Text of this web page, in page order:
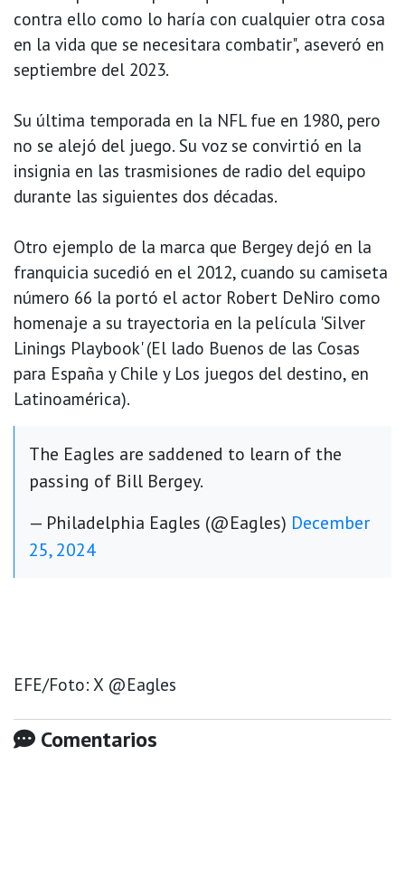
contra ello como lo haría con cualquier otra cosa
en la vida que se necesitara combatir", aseveró en
septiembre del 2023.
Su última temporada en la NFL fue en 1980, pero
no se alejó del juego. Su voz se convirtió en la
insignia en las trasmisiones de radio del equipo
durante las siguientes dos décadas.
Otro ejemplo de la marca que Bergey dejó en la
franquicia sucedió en el 2012, cuando su camiseta
número 66 la portó el actor Robert DeNiro como
homenaje a su trayectoria en la película 'Silver
Linings Playbook' (El lado Buenos de las Cosas
para España y Chile y Los juegos del destino, en
Latinoamérica).
The Eagles are saddened to learn of the
passing of Bill Bergey.
— Philadelphia Eagles (@Eagles) December
25, 2024
EFE/Foto: X @Eagles
Comentarios